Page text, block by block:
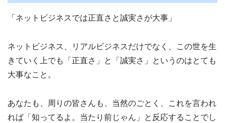
「ネットビジネスでは正直さと誠実さが大事」
ネットビジネス、リアルビジネスだけでなく、この世を生
きていく上でも「正直さ」と「誠実さ」というのはとても
大事なこと。
あなたも、周りの皆さんも、当然のごとく、これを言われ
れば「知ってるよ。当たり前じゃん」と反応することでし